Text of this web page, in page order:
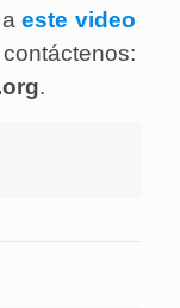
aeste video
.